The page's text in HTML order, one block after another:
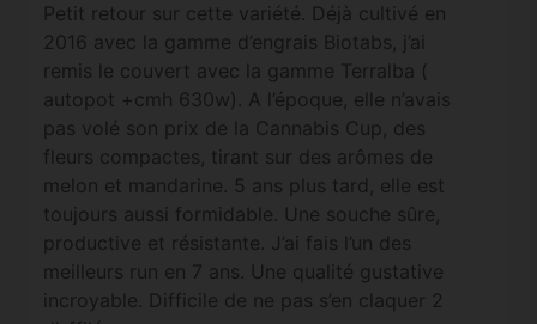
Petit retour sur cette variété. Déjà cultivé en
2016 avec la gamme d’engrais Biotabs, j’ai
remis le couvert avec la gamme Terralba (
autopot +cmh 630w). A l’époque, elle n’avais
pas volé son prix de la Cannabis Cup, des
fleurs compactes, tirant sur des arômes de
melon et mandarine. 5 ans plus tard, elle est
toujours aussi formidable. Une souche sûre,
productive et résistante. J’ai fais l’un des
meilleurs run en 7 ans. Une qualité gustative
incroyable. Difficile de ne pas s’en claquer 2